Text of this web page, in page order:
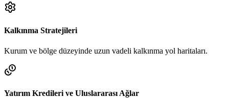
Kalkınma Stratejileri
Kurum ve bölge düzeyinde uzun vadeli kalkınma yol haritaları.
Yatırım Kredileri ve Uluslararası Ağlar